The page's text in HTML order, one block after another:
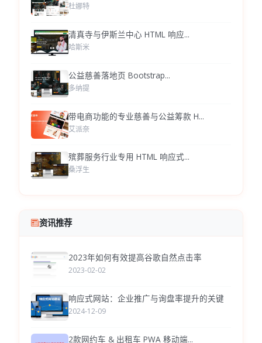
杜娜特
清真寺与伊斯兰中心 HTML 响应...
哈斯米
公益慈善落地页 Bootstrap...
多纳提
带电商功能的专业慈善与公益筹款 H...
艾派奈
殡葬服务行业专用 HTML 响应式...
桑浮生
资讯推荐
2023年如何有效提高谷歌自然点击率
2023-02-02
响应式网站：企业推广与询盘率提升的关键
2024-12-09
2款网约车 & 出租车 PWA 移动端...